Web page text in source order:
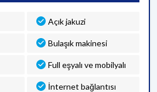
Açık jakuzi
Bulaşık makinesi
Full eşyalı ve mobilyalı
İnternet bağlantısı